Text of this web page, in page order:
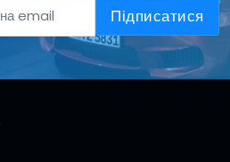
Підписатися